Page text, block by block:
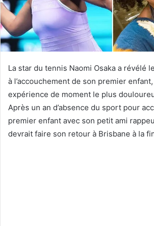
La star du tennis Naomi Osaka a révélé
à l’accouchement de son premier
expérience de moment le plus
Après un an d’absence du sport pour
premier enfant avec son petit ami
devrait faire son retour à Brisbane à la